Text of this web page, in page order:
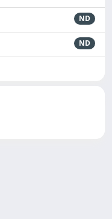
ND
ND